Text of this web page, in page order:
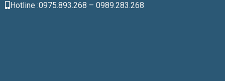
Hotline :0975.893.268 – 0989.283.268